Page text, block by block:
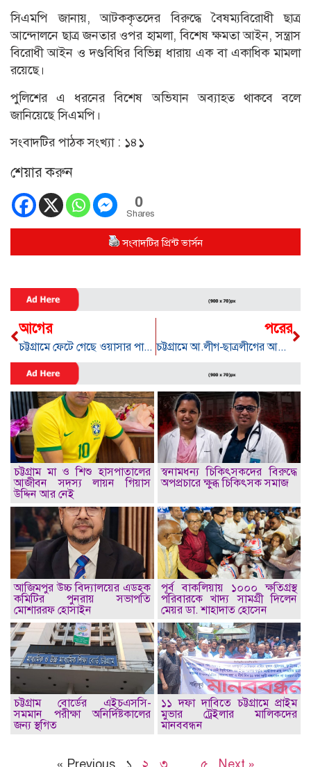
সিএমপি জানায়, আটককৃতদের বিরুদ্ধে বৈষম্যবিরোধী ছাত্র
আন্দোলনে ছাত্র জনতার ওপর হামলা, বিশেষ ক্ষমতা আইন, সন্ত্রাস
বিরোধী আইন ও দণ্ডবিধির বিভিন্ন ধারায় এক বা একাধিক মামলা
রয়েছে।
পুলিশের এ ধরনের বিশেষ অভিযান অব্যাহত থাকবে বলে
জানিয়েছে সিএমপি।
সংবাদটির পাঠক সংখ্যা : ১৪১
শেয়ার করুন
0
Shares
সংবাদটির প্রিন্ট ভার্সন
আগের
চট্টগ্রামে ফেটে গেছে ওয়াসার পানি সরবরাহের মূল পাইপলাইন
পরের
চট্টগ্রামে আ.লীগ-ছাত্রলীগের আরো ২৯ নেতাকর্মী গ্রেপ্তার
চট্টগ্রাম মা ও শিশু হাসপাতালের
আজীবন সদস্য লায়ন গিয়াস
উদ্দিন আর নেই
স্বনামধন্য চিকিৎসকদের বিরুদ্ধে
অপপ্রচারে ক্ষুব্ধ চিকিৎসক সমাজ
আজিমপুর উচ্চ বিদ্যালয়ের এডহক
কমিটির পুনরায় সভাপতি
মোশাররফ হোসাইন
পূর্ব বাকলিয়ায় ১০০০ ক্ষতিগ্রস্থ
পরিবারকে খাদ্য সামগ্রী দিলেন
মেয়র ডা. শাহাদাত হোসেন
চট্টগ্রাম বোর্ডের এইচএসসি-
সমমান পরীক্ষা অনির্দিষ্টকালের
জন্য স্থগিত
১১ দফা দাবিতে চট্টগ্রামে প্রাইম
মুভার ট্রেইলার মালিকদের
মানববন্ধন